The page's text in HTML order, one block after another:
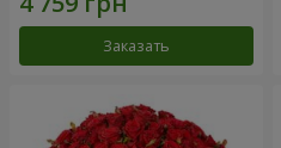
Заказать